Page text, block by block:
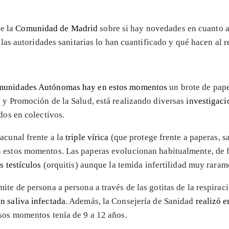
laComunidad de Madrid sobre si hay novedades en cuanto
autoridades sanitarias lo han cuantificado y qué hacen al
Autónomas hay en estos momentos un brote de
Promoción de la Salud, está realizando diversas
en colectivos.
frente a la triple vírica (que protege frente a paperas,
momentos. Las paperas evolucionan habitualmente, de
testículos (orquitis) aunque la temida infertilidad muy
de persona a persona a través de las gotitas de la
saliva infectada. Además, la Consejería de Sanidad realizó
momentos tenía de 9 a 12 años.